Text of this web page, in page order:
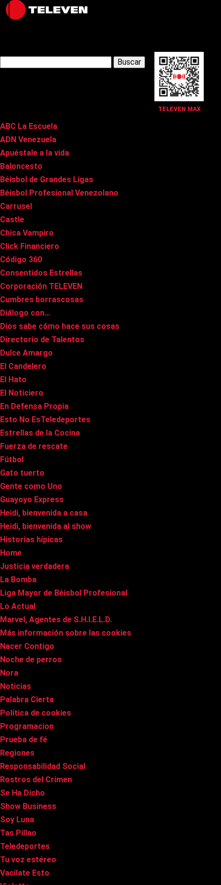
TELEVEN MAX
Latest Posts
ABC La Escuela
ADN Venezuela
Apuéstale a la vida
Baloncesto
Béisbol de Grandes Ligas
Béisbol Profesional Venezolano
Carrusel
Castle
Chica Vampiro
Click Financiero
Código 360
Consentidos Estrellas
Corporación TELEVEN
Cumbres borrascosas
Diálogo con…
Dios sabe cómo hace sus cosas
Directorio de Talentos
Dulce Amargo
El Candelero
El Hato
El Noticiero
En Defensa Propia
Esto No EsTeledeportes
Estrellas de la Cocina
Fuerza de rescate
Fútbol
Gato tuerto
Gente como Uno
Guayoyo Express
Heidi, bienvenida a casa
Heidi, bienvenida al show
Historias hípicas
Home
Justicia verdadera
La Bomba
Liga Mayor de Béisbol Profesional
Lo Actual
Marvel, Agentes de S.H.I.E.L.D.
Más información sobre las cookies
Nacer Contigo
Noche de perros
Nora
Noticias
Palabra Cierta
Política de cookies
Programacion
Prueba de fé
Regiones
Responsabilidad Social
Rostros del Crimen
Se Ha Dicho
Show Business
Soy Luna
Tas Pillao
Teledeportes
Tu voz estéreo
Vacílate Esto